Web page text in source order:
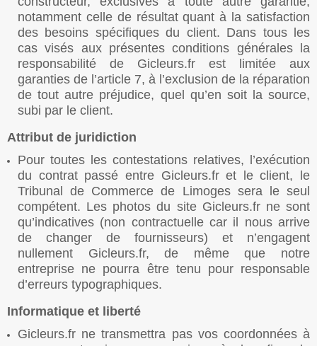
notamment celle de résultat quant à la satisfaction
des besoins spécifiques du client. Dans tous les
cas visés aux présentes conditions générales la
responsabilité de Gicleurs.fr est limitée aux
garanties de l’article 7, à l’exclusion de la réparation
de tout autre préjudice, quel qu’en soit la source,
subi par le client.
Attribut de juridiction
Pour toutes les contestations relatives, l’exécution
du contrat passé entre Gicleurs.fr et le client, le
Tribunal de Commerce de Limoges sera le seul
compétent. Les photos du site Gicleurs.fr ne sont
qu’indicatives (non contractuelle car il nous arrive
de changer de fournisseurs) et n’engagent
nullement Gicleurs.fr, de même que notre
entreprise ne pourra être tenu pour responsable
d’erreurs typographiques.
Informatique et liberté
Gicleurs.fr ne transmettra pas vos coordonnées à